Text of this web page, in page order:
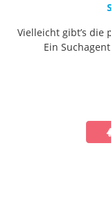
Vielleicht gibt’s die
Ein